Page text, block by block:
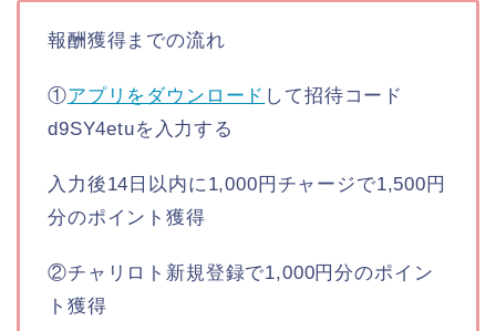
報酬獲得までの流れ
①アプリをダウンロード して招待コード
d9SY4etuを入力する
入力後14日以内に1,000円チャージで1,500円
分のポイント獲得
②チャリロト新規登録で1,000円分のポイン
ト獲得